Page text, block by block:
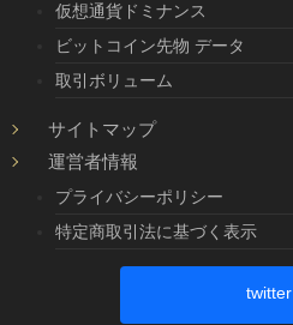
仮想通貨ドミナンス
ビットコイン先物 データ
取引ボリューム
サイトマップ
運営者情報
プライバシーポリシー
特定商取引法に基づく表示
twitter